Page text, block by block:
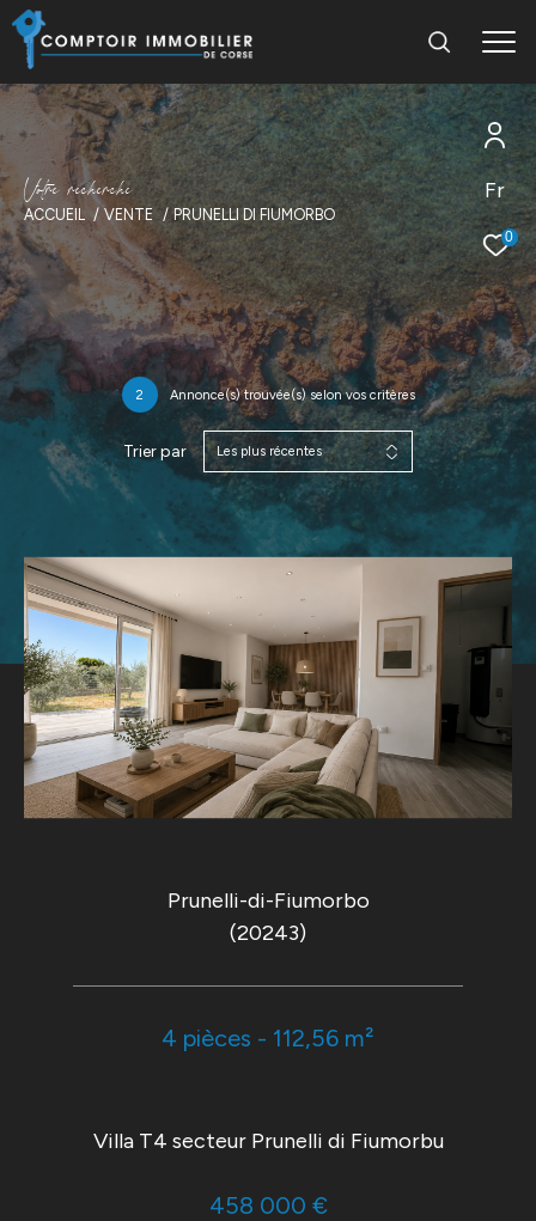
Fr
0
Votre recherche
ACCUEIL VENTE PRUNELLI DI FIUMORBO
2 Annonce(s) trouvée(s) selon vos critères
Trier par Les plus récentes
Prunelli-di-Fiumorbo
(20243)
4 pièces - 112,56 m²
Villa T4 secteur Prunelli di Fiumorbu
458 000 €